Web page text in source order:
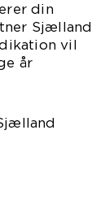
din
Sjælland
vil
år